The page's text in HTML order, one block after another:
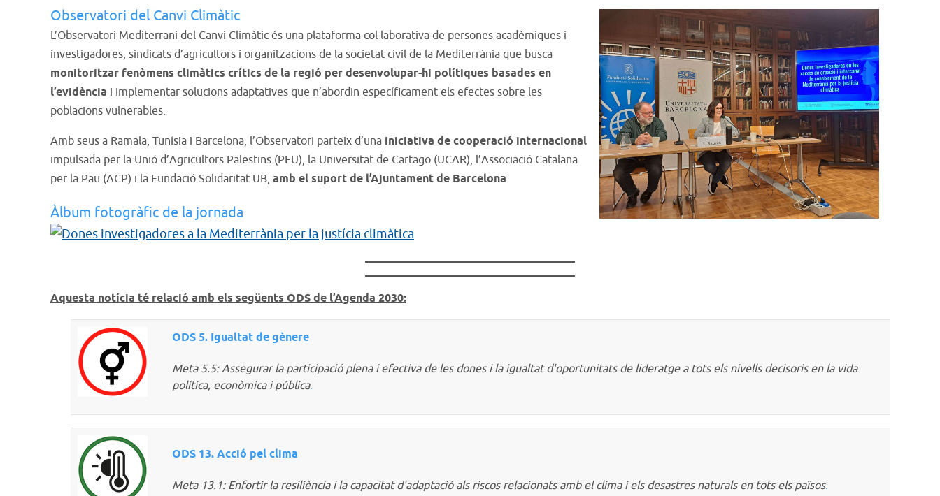
Observatori del Canvi Climàtic
L’Observatori Mediterrani del Canvi Climàtic és una plataforma col·laborativa de persones acadèmiques i
investigadores, sindicats d’agricultors i organitzacions de la societat civil de la Mediterrània que busca
monitoritzar fenòmens climàtics crítics de la regió per desenvolupar-hi polítiques basades en
l’evidència i implementar solucions adaptatives que n’abordin específicament els efectes sobre les
poblacions vulnerables.
Amb seus a Ramala, Tunísia i Barcelona, l’Observatori parteix d’una iniciativa de cooperació internacional
impulsada per la Unió d’Agricultors Palestins (PFU), la Universitat de Cartago (UCAR), l’Associació Catalana
per la Pau (ACP) i la Fundació Solidaritat UB, amb el suport de l’Ajuntament de Barcelona.
Àlbum fotogràfic de la jornada
Aquesta notícia té relació amb els següents ODS de l’Agenda 2030:
ODS 5. Igualtat de gènere
Meta 5.5: Assegurar la participació plena i efectiva de les dones i la igualtat d'oportunitats de lideratge a tots els nivells decisoris en la vida
política, econòmica i pública.
ODS 13. Acció pel clima
Meta 13.1: Enfortir la resiliència i la capacitat d'adaptació als riscos relacionats amb el clima i els desastres naturals en tots els països.